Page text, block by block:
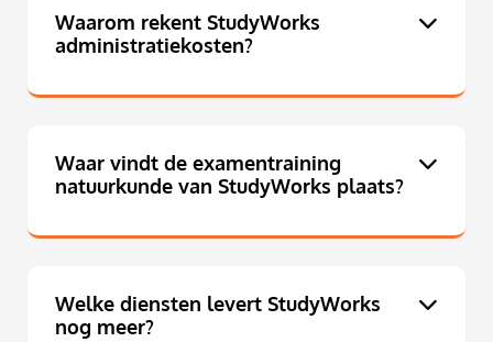
Waarom rekent StudyWorks
administratiekosten?
Waar vindt de examentraining
natuurkunde van StudyWorks plaats?
Welke diensten levert StudyWorks
nog meer?